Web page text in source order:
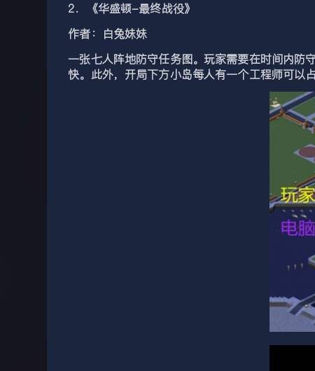
2．《华盛顿-最终战役》
作者：白兔妹妹
一张七人阵地防守任务图。玩家需要在时间内防
快。此外，开局下方小岛每人有一个工程师可以